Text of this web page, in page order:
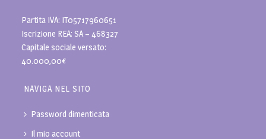
Partita IVA: IT05717960651
Iscrizione REA: SA – 468327
Capitale sociale versato:
40.000,00€
NAVIGA NEL SITO
Password dimenticata
Il mio account